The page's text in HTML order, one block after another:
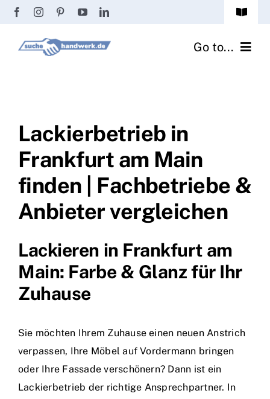
Zum
springen
Toggle
Passwort vergessen? Go to...
Handwerker Ratgeber
Wir über uns
Lackierbetrieb in
Frankfurt am Main
finden | Fachbetriebe &
Anbieter vergleichen
Lackieren in Frankfurt am
Main: Farbe & Glanz für Ihr
Zuhause
Sie möchten Ihrem Zuhause einen neuen Anstrich
verpassen, Ihre Möbel auf Vordermann bringen
oder Ihre Fassade verschönern? Dann ist ein
Lackierbetrieb der richtige Ansprechpartner. In